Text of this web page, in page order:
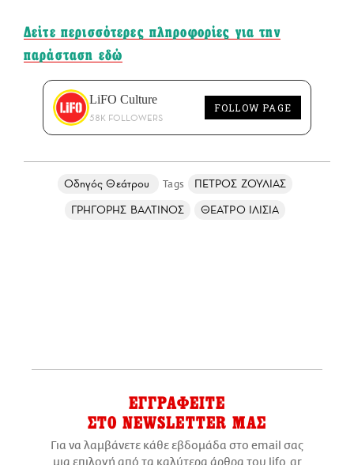
Δείτε περισσότερες πληροφορίες για την
παράσταση εδώ
LiFO Culture
58K FOLLOWERS
FOLLOW PAGE
Οδηγός Θεάτρου
ΠΕΤΡΟΣ ΖΟΥΛΙΑΣ
ΓΡΗΓΟΡΗΣ ΒΑΛΤΙΝΟΣ
ΘΕΑΤΡΟ ΙΛΙΣΙΑ
ΕΓΓΡΑΦΕΙΤΕ
ΣΤΟ NEWSLETTER ΜΑΣ
Για να λαμβάνετε κάθε εβδομάδα στο email σας
μια επιλογή από τα καλύτερα άρθρα του lifo.gr